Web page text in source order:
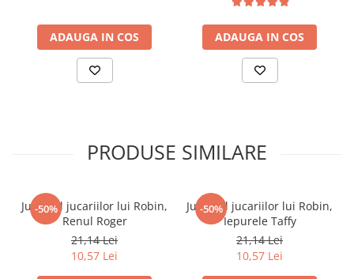
ADAUGA IN COS ADAUGA IN COS
PRODUSE SIMILARE
-50%
Jurnalul jucariilor lui Robin,
Renul Roger
21,14 Lei
10,57 Lei
-50%
Jurnalul jucariilor lui Robin,
Iepurele Taffy
21,14 Lei
10,57 Lei